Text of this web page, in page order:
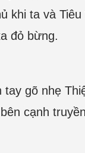
khi ta và Tiêu
đỏ bừng.
tay gõ nhẹ
cạnh